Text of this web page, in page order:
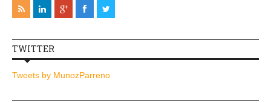
TWITTER
Tweets by MunozParreno